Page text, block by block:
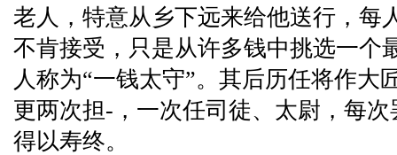
老人，特意从乡下远来给他送行，每
不肯接受，只是从许多钱中挑选一个
人称为“一钱太守”。其后历任将作大
更两次担-，一次任司徒、太尉，每
得以寿终。